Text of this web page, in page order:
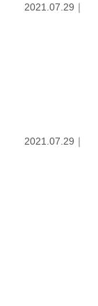
2021.07.29｜
2021.07.29｜